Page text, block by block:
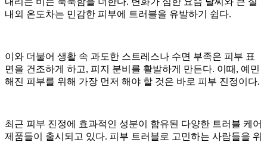
내외 온도차는 민감한 피부에 트러블을 유발하기 쉽다.
이와 더불어 생활 속 과도한 스트레스나 수면 부족은 피부 표
면을 건조하게 하고, 피지 분비를 활발하게 만든다. 이때, 예민
해진 피부를 위해 가장 먼저 해야 할 것은 바로 피부 진정이다.
최근 피부 진정에 효과적인 성분이 함유된 다양한 트러블 케어
제품들이 출시되고 있다. 피부 트러블로 고민하는 사람들을 위